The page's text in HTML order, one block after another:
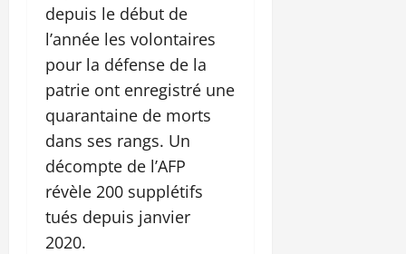
depuis le début de
l’année les volontaires
pour la défense de la
patrie ont enregistré une
quarantaine de morts
dans ses rangs. Un
décompte de l’AFP
révèle 200 supplétifs
tués depuis janvier
2020.